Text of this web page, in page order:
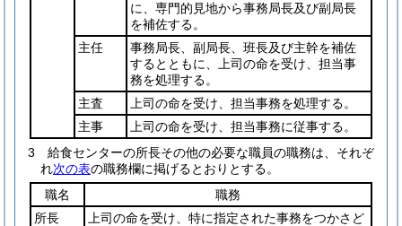
に、専門的見地から事務局長及び副局長
を補佐する。
主任
事務局長、副局長、班長及び主幹を補佐
するとともに、上司の命を受け、担当事
務を処理する。
主査
上司の命を受け、担当事務を処理する。
主事
上司の命を受け、担当事務に従事する。
3
給食センターの所長その他の必要な職員の職務は、それぞ
れ次の表の職務欄に掲げるとおりとする。
職名
職務
所長
上司の命を受け、特に指定された事務をつかさど